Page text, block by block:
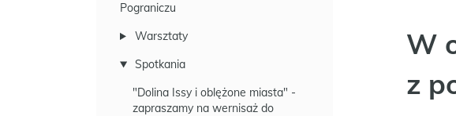
Pograniczu
Warsztaty
Spotkania
"Dolina Issy i oblężone miasta" -
zapraszamy na wernisaż do
W
z